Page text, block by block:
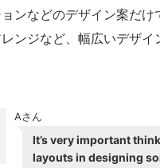
ンなどのデザイン案だけ
ンジなど、幅広いデザイ
Aさん
It’s very important
layouts in designing